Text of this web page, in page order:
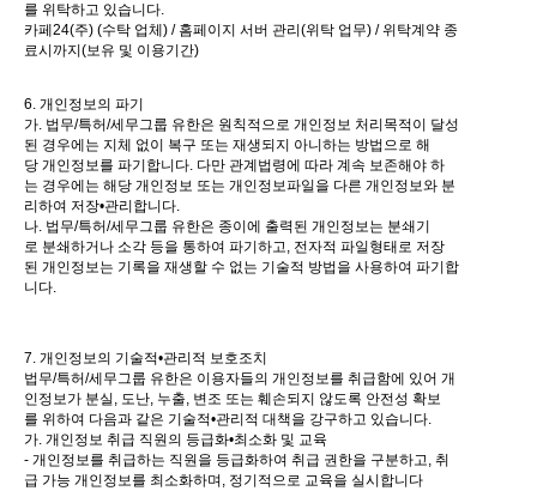
를 위탁하고 있습니다.
카페24(주) (수탁 업체) / 홈페이지 서버 관리(위탁 업무) / 위탁계약 종
료시까지(보유 및 이용기간)
6. 개인정보의 파기
가. 법무/특허/세무그룹 유한은 원칙적으로 개인정보 처리목적이 달성
된 경우에는 지체 없이 복구 또는 재생되지 아니하는 방법으로 해
당 개인정보를 파기합니다. 다만 관계법령에 따라 계속 보존해야 하
는 경우에는 해당 개인정보 또는 개인정보파일을 다른 개인정보와 분
리하여 저장•관리합니다.
나. 법무/특허/세무그룹 유한은 종이에 출력된 개인정보는 분쇄기
로 분쇄하거나 소각 등을 통하여 파기하고, 전자적 파일형태로 저장
된 개인정보는 기록을 재생할 수 없는 기술적 방법을 사용하여 파기합
니다.
7. 개인정보의 기술적•관리적 보호조치
법무/특허/세무그룹 유한은 이용자들의 개인정보를 취급함에 있어 개
인정보가 분실, 도난, 누출, 변조 또는 훼손되지 않도록 안전성 확보
를 위하여 다음과 같은 기술적•관리적 대책을 강구하고 있습니다.
가. 개인정보 취급 직원의 등급화•최소화 및 교육
- 개인정보를 취급하는 직원을 등급화하여 취급 권한을 구분하고, 취
급 가능 개인정보를 최소화하며, 정기적으로 교육을 실시합니다